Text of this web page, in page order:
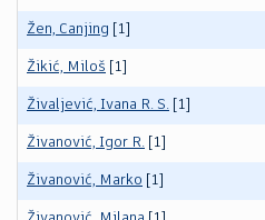
Žen, Canjing [1]
Žikić, Miloš [1]
Živaljević, Ivana R. S. [1]
Živanović, Igor R. [1]
Živanović, Marko [1]